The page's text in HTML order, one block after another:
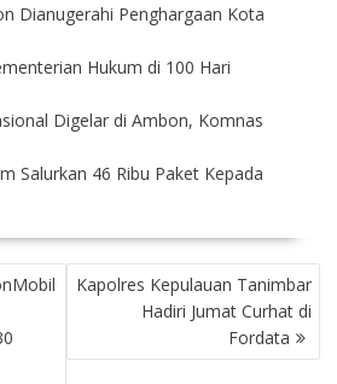
Dianugerahi Penghargaan Kota
Hukum di 100 Hari
Digelar di Ambon, Komnas
Salurkan 46 Ribu Paket Kepada
Kapolres Kepulauan Tanimbar
Hadiri Jumat Curhat di
Fordata